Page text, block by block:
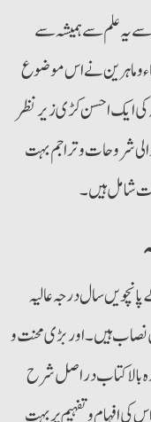
سےیہ علم سے ہمیشہ سے
و ماہرین نے اس موضوع
ایک احسن کڑی زیر نظر
شروحات وتراجم بہت
شامل ہیں۔
سال درجہ عالیہ
ہیں۔ اور بڑی محنت و
بالا کتاب دراصل شرح
افہام و تفہیم پر بہت